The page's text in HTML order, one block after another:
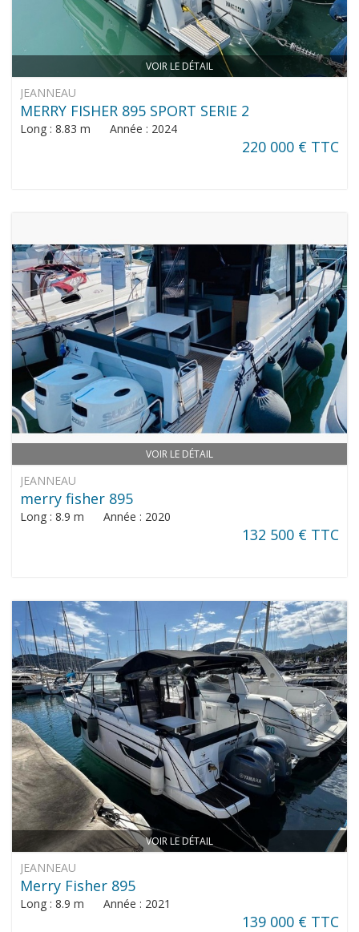
VOIR LE DÉTAIL
JEANNEAU
MERRY FISHER 895 SPORT SERIE 2
Long : 8.83 m Année : 2024
220 000 € TTC
VOIR LE DÉTAIL
JEANNEAU
merry fisher 895
Long : 8.9 m Année : 2020
132 500 € TTC
VOIR LE DÉTAIL
JEANNEAU
Merry Fisher 895
Long : 8.9 m Année : 2021
139 000 € TTC